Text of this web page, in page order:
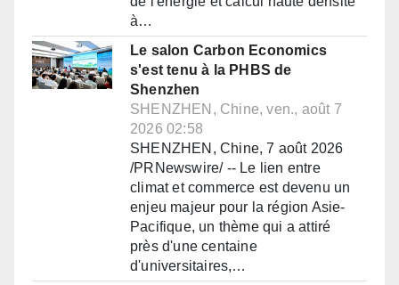
à…
Le salon Carbon Economics
s'est tenu à la PHBS de
Shenzhen
SHENZHEN, Chine, ven., août 7
2026 02:58
SHENZHEN, Chine, 7 août 2026
/PRNewswire/ -- Le lien entre
climat et commerce est devenu un
enjeu majeur pour la région Asie-
Pacifique, un thème qui a attiré
près d'une centaine
d'universitaires,…